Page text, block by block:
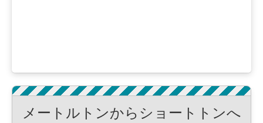
メートルトンからショートトンへ